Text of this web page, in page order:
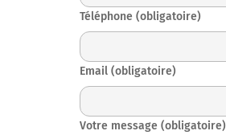
Téléphone (obligatoire)
Email (obligatoire)
Votre message (obligatoire)